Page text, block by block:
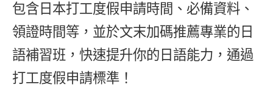
TED Talks
CNN聽力強化
新聞英文
包含日本打工度假申請時間、必備資料、
領證時間等，並於文末加碼推薦專業的日
語補習班，快速提升你的日語能力，通過
打工度假申請標準！